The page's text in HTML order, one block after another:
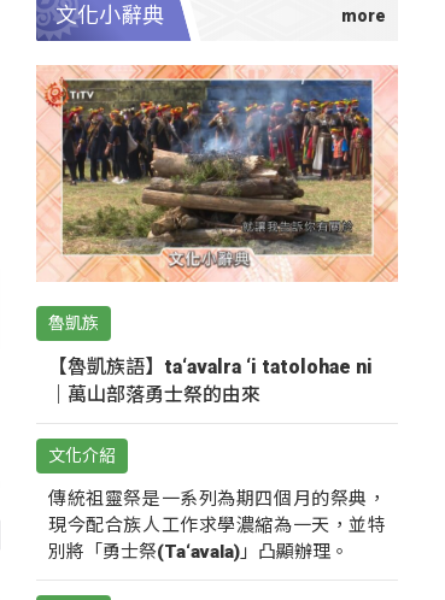
文化小辭典
魯凱族
【魯凱族語】ta‘avalra ‘i tatolohae ni
｜萬山部落勇士祭的由來
文化介紹
傳統祖靈祭是一系列為期四個月的祭典，
現今配合族人工作求學濃縮為一天，並特
別將「勇士祭(Ta‘avala)」凸顯辦理。